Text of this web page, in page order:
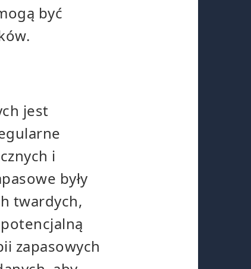
być
jest
i
były
twardych,
zapasowych